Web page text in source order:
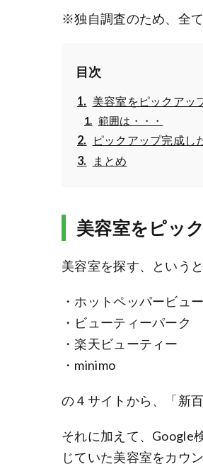
※独自調査のため、全
目次
美容室をピックアッ
範囲は・・・
ピックアップ完成し
まとめ
美容室をピッ
美容室を探す、という
・ホットペッパービュ
・ビューティーパーク
・楽天ビューティー
・minimo
の４サイトから、「新
それに加えて、Google
じていた美容室をカウ